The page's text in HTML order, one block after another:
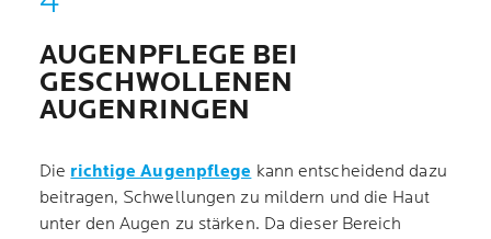
AUGENPFLEGE BEI
GESCHWOLLENEN
AUGENRINGEN
Die richtige Augenpflege kann entscheidend dazu
beitragen, Schwellungen zu mildern und die Haut
unter den Augen zu stärken. Da dieser Bereich